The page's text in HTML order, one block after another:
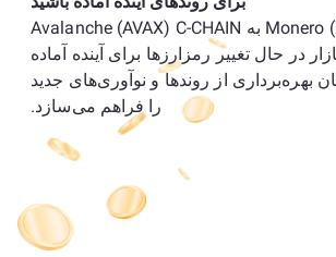
تبدیل Monero (XMR) به Avalanche (AVAX) C-CHAIN
در حال تغییر رمزارزها برای آینده آماده
بهره‌برداری از روندها و نوآوری‌های جدید
را فراهم می‌سازد.